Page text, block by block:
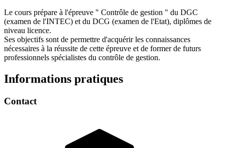
Le cours prépare à l'épreuve " Contrôle de gestion " du DGC
(examen de l'INTEC) et du DCG (examen de l'Etat), diplômes de
niveau licence.
Ses objectifs sont de permettre d'acquérir les connaissances
nécessaires à la réussite de cette épreuve et de former de futurs
professionnels spécialistes du contrôle de gestion.
Informations pratiques
Contact